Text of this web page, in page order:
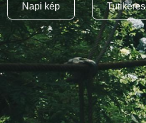
Napi kép